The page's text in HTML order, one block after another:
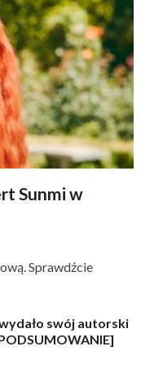
Sunmi w
Sprawdźcie
swój autorski